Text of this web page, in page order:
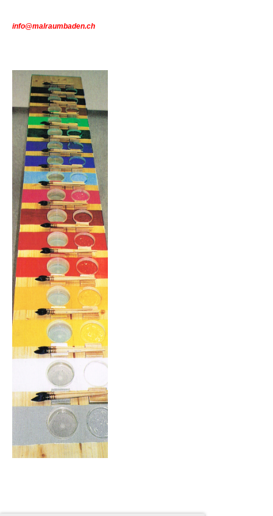
info@malraumbaden.ch